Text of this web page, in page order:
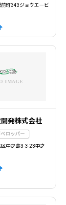
前町343ジョウエ―ビ
発株式会社
ロッパー
中之島3-3-23中之